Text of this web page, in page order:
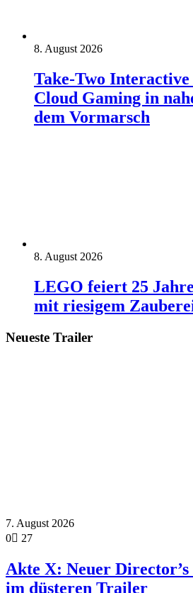
8. August 2026
Take-Two
Cloud Gaming in
dem Vormarsch
8. August 2026
LEGO feiert 25
mit riesigem
Neueste Trailer
7. August 2026
0
27
Akte X: Neuer
im düsteren Trailer